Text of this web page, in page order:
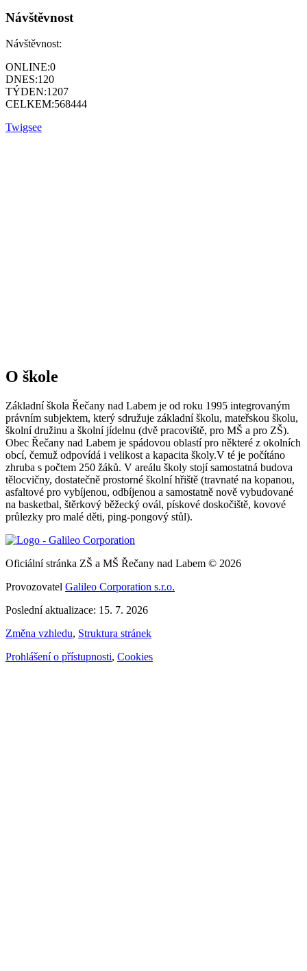
Návštěvnost
Návštěvnost:
ONLINE:0
DNES:120
TÝDEN:1207
CELKEM:568444
Twigsee
O škole
Základní škola Řečany nad Labem je od roku 1995 integrovaným
právním subjektem, který sdružuje základní školu, mateřskou školu,
školní družinu a školní jídelnu (dvě pracoviště, pro MŠ a pro ZŠ).
Obec Řečany nad Labem je spádovou oblastí pro některé z okolních
obcí, čemuž odpovídá i velikost a kapacita školy.V té je počítáno
zhruba s počtem 250 žáků. V areálu školy stojí samostatná budova
tělocvičny, dostatečně prostorné školní hřiště (travnaté na kopanou,
asfaltové pro vybíjenou, odbíjenou a samostatně nově vybudované
na basketbal, štěrkový běžecký ovál, pískové doskočiště, kovové
průlezky pro malé děti, ping-pongový stůl).
Oficiální stránka ZŠ a MŠ Řečany nad Labem © 2026
Provozovatel Galileo Corporation s.r.o.
Poslední aktualizace: 15. 7. 2026
Změna vzhledu, Struktura stránek
Prohlášení o přístupnosti, Cookies